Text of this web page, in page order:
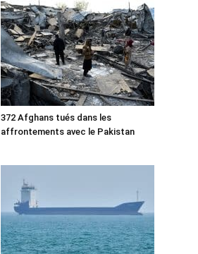
372 Afghans tués dans les
affrontements avec le Pakistan